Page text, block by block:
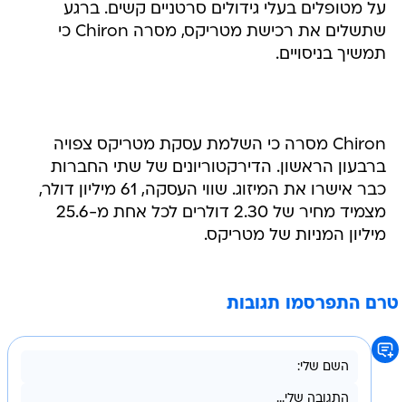
על מטופלים בעלי גידולים סרטניים קשים. ברגע
שתשלים את רכישת מטריקס, מסרה Chiron כי
תמשיך בניסויים.
Chiron מסרה כי השלמת עסקת מטריקס צפויה
ברבעון הראשון. הדירקטוריונים של שתי החברות
כבר אישרו את המיזוג. שווי העסקה, 61 מיליון דולר,
מצמיד מחיר של 2.30 דולרים לכל אחת מ-25.6
מיליון המניות של מטריקס.
טרם התפרסמו תגובות